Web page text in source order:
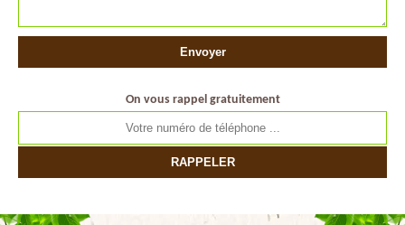
On vous rappel gratuitement